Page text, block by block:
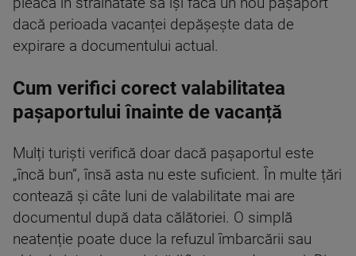
dacă perioada vacanței depășește data de
expirare a documentului actual.
Cum verifici corect valabilitatea
pașaportului înainte de vacanță
Mulți turiști verifică doar dacă pașaportul este
„încă bun”, însă asta nu este suficient. În multe țări
contează și câte luni de valabilitate mai are
documentul după data călătoriei. O simplă
neatenție poate duce la refuzul îmbarcării sau